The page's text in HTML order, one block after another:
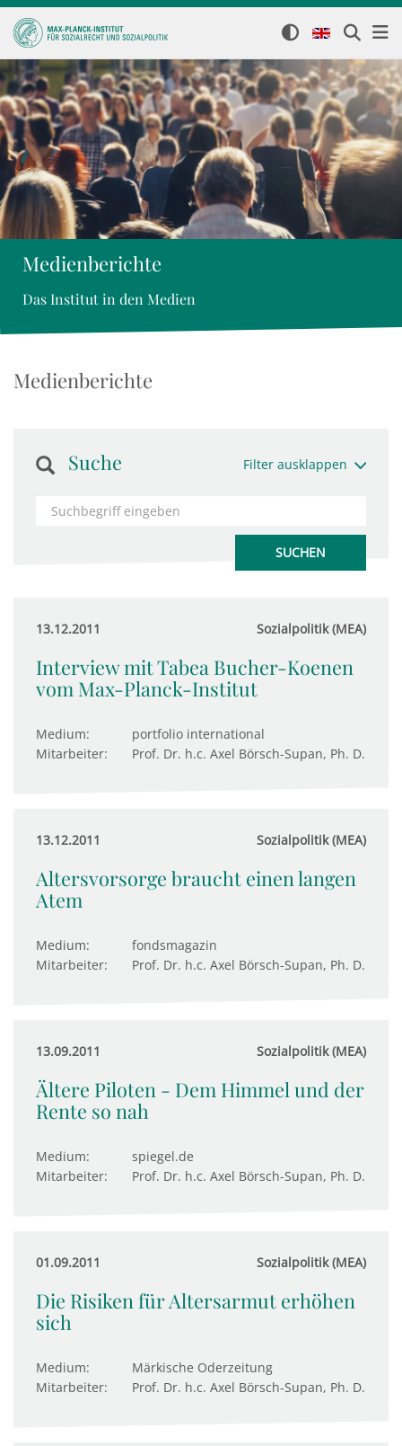
Medienberichte
Das Institut in den Medien
Medienberichte
Suche Filter ausklappen
13.12.2011 Sozialpolitik (MEA)
Interview mit Tabea Bucher-Koenen
vom Max-Planck-Institut
Medium:
portfolio international
Mitarbeiter:
Prof. Dr. h.c. Axel Börsch-Supan, Ph. D.
13.12.2011 Sozialpolitik (MEA)
Altersvorsorge braucht einen langen
Atem
Medium:
fondsmagazin
Mitarbeiter:
Prof. Dr. h.c. Axel Börsch-Supan, Ph. D.
13.09.2011 Sozialpolitik (MEA)
Ältere Piloten - Dem Himmel und der
Rente so nah
Medium:
spiegel.de
Mitarbeiter:
Prof. Dr. h.c. Axel Börsch-Supan, Ph. D.
01.09.2011 Sozialpolitik (MEA)
Die Risiken für Altersarmut erhöhen
sich
Medium:
Märkische Oderzeitung
Mitarbeiter:
Prof. Dr. h.c. Axel Börsch-Supan, Ph. D.